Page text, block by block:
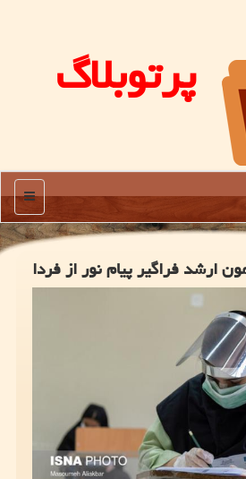
پرتوبلاگ
منو
ارشد فراگیر پیام نور از فردا